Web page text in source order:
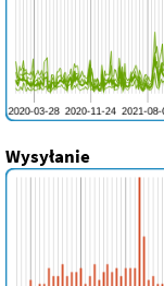
Wysyłanie